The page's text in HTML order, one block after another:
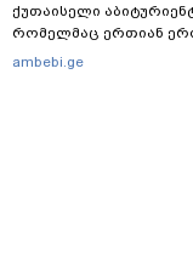
ქუთაისელი
რომელმაც ერთიან
გამოცდებზე, ყველა
ambebi.ge